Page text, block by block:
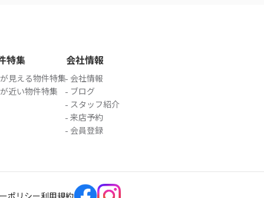
特集
見える物件特集
近い物件特集
会社情報
会社情報
ブログ
スタッフ紹介
来店予約
会員登録
ポリシー利用規約